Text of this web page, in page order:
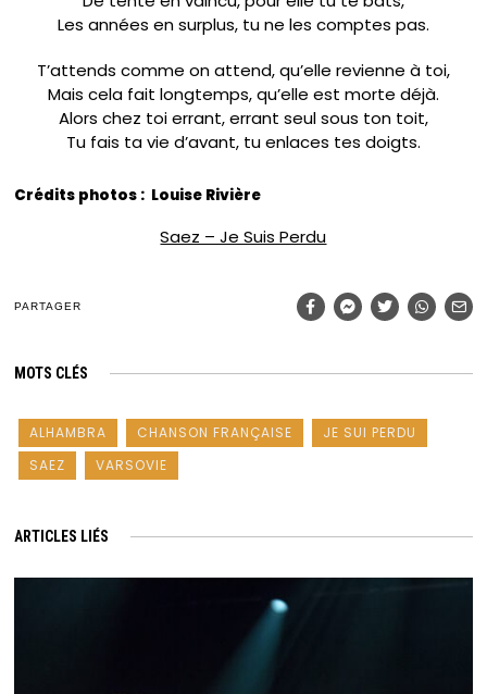
Les années en surplus, tu ne les comptes pas.
T’attends comme on attend, qu’elle revienne à toi,
Mais cela fait longtemps, qu’elle est morte déjà.
Alors chez toi errant, errant seul sous ton toit,
Tu fais ta vie d’avant, tu enlaces tes doigts.
Crédits photos : Louise Rivière
Saez – Je Suis Perdu
PARTAGER
MOTS CLÉS
ALHAMBRA CHANSON FRANÇAISE
JE SUI PERDU
SAEZ
VARSOVIE
ARTICLES LIÉS